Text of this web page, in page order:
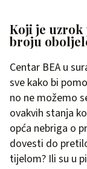
Koji je uzrok
broju
Centar BEA u
sve kako bi
no ne možemo
ovakvih stanja
opća nebriga o
dovesti do
tijelom? Ili su u